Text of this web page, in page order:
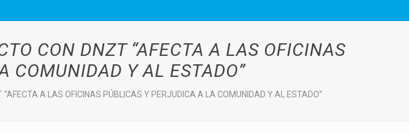
CON DNZT “AFECTA A LAS OFICINAS
COMUNIDAD Y AL ESTADO”
A LAS OFICINAS PÚBLICAS Y PERJUDICA A LA COMUNIDAD Y AL ESTADO”